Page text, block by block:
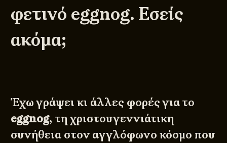
φετινό eggnog. Εσείς
ακόμα;
Έχω γράψει κι άλλες φορέςγια το
eggnog, τη χριστουγεννιάτικη
συνήθεια στον αγγλόφωνο κόσμο που